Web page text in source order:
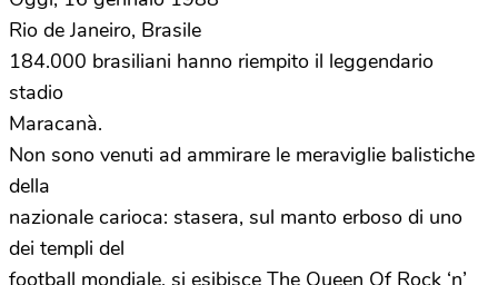
Rio de Janeiro, Brasile
184.000 brasiliani hanno riempito il leggendario
stadio
Maracanà.
Non sono venuti ad ammirare le meraviglie balistiche
della
nazionale carioca: stasera, sul manto erboso di uno
dei templi del
football mondiale, si esibisce The Queen Of Rock ‘n’